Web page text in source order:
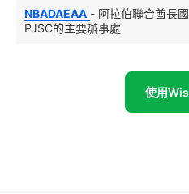
NBADAEAA - 阿拉伯聯合酋長
PJSC的主要辦事處
使用